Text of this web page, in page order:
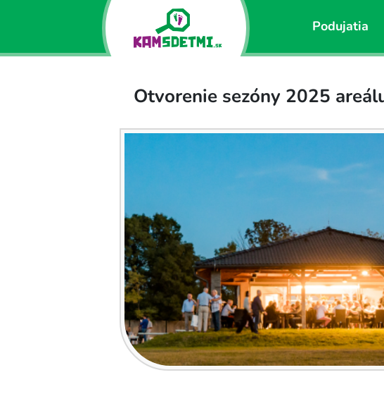
Podujatia
Otvorenie sezóny 2025